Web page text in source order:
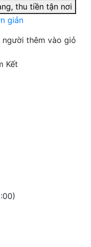
thu tiền tận nơi
giản
người thêm vào giỏ
Kết